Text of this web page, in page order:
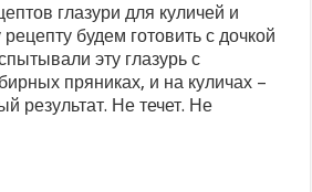
глазури для куличей и
будем готовить с дочкой
эту глазурь с
пряниках, и на куличах –
результат. Не течет. Не